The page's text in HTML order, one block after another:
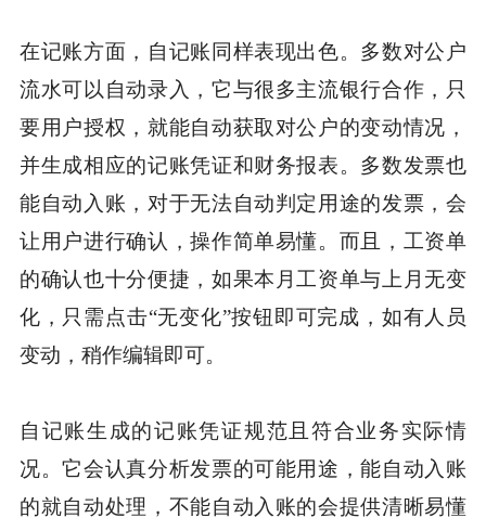
在记账方面，自记账同样表现出色。多数对公户
流水可以自动录入，它与很多主流银行合作，只
要用户授权，就能自动获取对公户的变动情况，
并生成相应的记账凭证和财务报表。多数发票也
能自动入账，对于无法自动判定用途的发票，会
让用户进行确认，操作简单易懂。而且，工资单
的确认也十分便捷，如果本月工资单与上月无变
化，只需点击“无变化”按钮即可完成，如有人员
变动，稍作编辑即可。
自记账生成的记账凭证规范且符合业务实际情
况。它会认真分析发票的可能用途，能自动入账
的就自动处理，不能自动入账的会提供清晰易懂